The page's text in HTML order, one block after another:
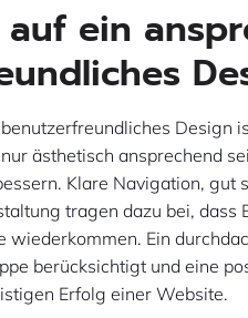
ein
Design
ästhetisch ansprechend
Klare Navigation, gut
tragen dazu bei, dass
wiederkommen. Ein
berücksichtigt und eine
Erfolg einer Website.